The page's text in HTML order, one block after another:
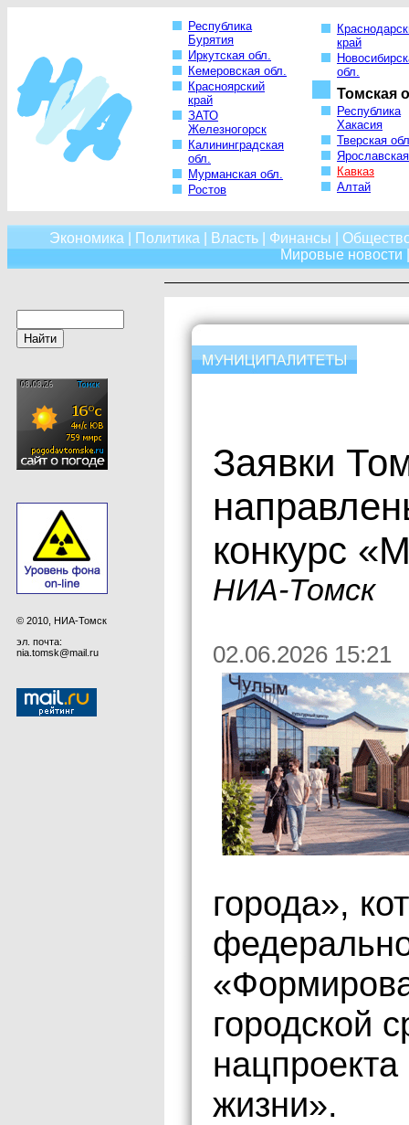
Республика
Бурятия
Иркутская обл.
Кемеровская обл.
Красноярский
край
ЗАТО
Железногорск
Калининградская
обл.
Мурманская обл.
Ростов
край
обл.
Томская
Республика
Хакасия
Тверская
Кавказ
Алтай
Экономика Политика Власть Финансы
Мировые новости
© 2010, НИА-Томск
эл. почта:
nia.tomsk@mail.ru
Заявки
конкурс
НИА-Томск
02.06.2026 15:21
города»,
городской
жизни».